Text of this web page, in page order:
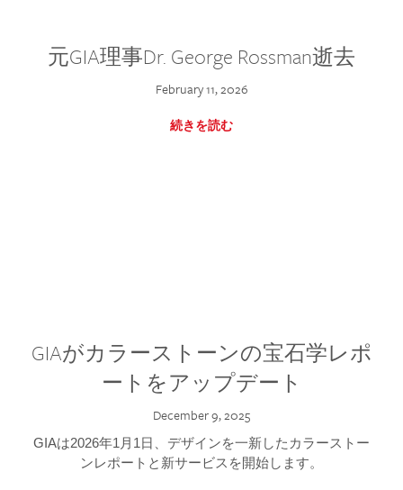
元GIA理事Dr. George Rossman逝去
February 11, 2026
続きを読む
GIAがカラーストーンの宝石学レポ
ートをアップデート
December 9, 2025
GIAは2026年1月1日、デザインを一新したカラーストー
ンレポートと新サービスを開始します。